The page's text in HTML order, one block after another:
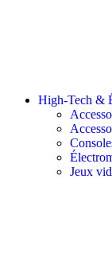
High-Tech &
Jeux